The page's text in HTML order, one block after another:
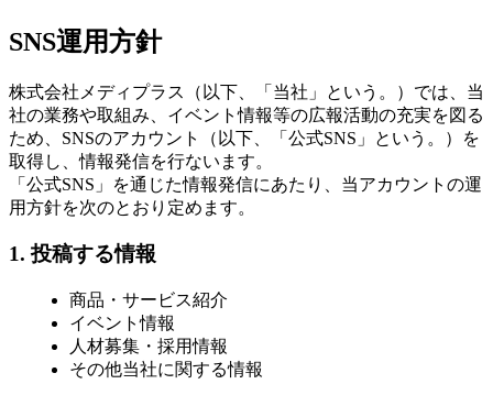
SNS運用方針
株式会社メディプラス（以下、「当社」という。）では、当
社の業務や取組み、イベント情報等の広報活動の充実を図る
ため、SNSのアカウント（以下、「公式SNS」という。）を
取得し、情報発信を行ないます。
「公式SNS」を通じた情報発信にあたり、当アカウントの運
用方針を次のとおり定めます。
1. 投稿する情報
商品・サービス紹介
イベント情報
人材募集・採用情報
その他当社に関する情報